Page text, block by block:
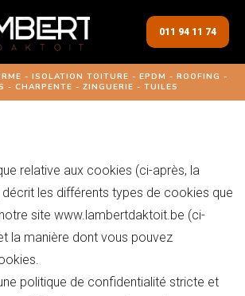
011 94 11 74
- ISOLATION TOITURE - EPDM - ROOFING -
- CHARPENTE - ZINGUERIE - TUILES
relative aux cookies (ci-après, la
décrit les différents types de cookies que
site www.lambertdaktoit.be (ci-
la manière dont vous pouvez
politique de confidentialité stricte et